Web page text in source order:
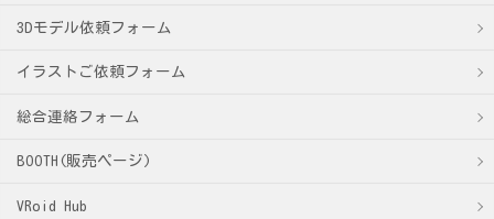
3Dモデル依頼フォーム
イラストご依頼フォーム
総合連絡フォーム
BOOTH(販売ページ)
VRoid Hub